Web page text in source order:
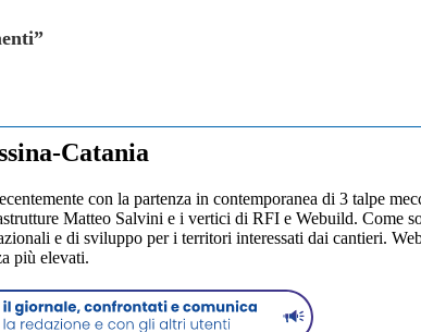
Catania
con la partenza in contemporanea di 3 talpe
Matteo Salvini e i vertici di RFI e Webuild. Come
e di sviluppo per i territori interessati dai cantieri.
più elevati.